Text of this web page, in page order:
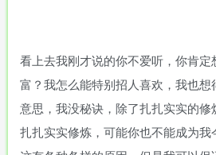
看上去我刚才说的你不爱听，你肯
富？我怎么能特别招人喜欢，我也
意思，我没秘诀，除了扎扎实实的
扎扎实实修炼，可能你也不能成为我